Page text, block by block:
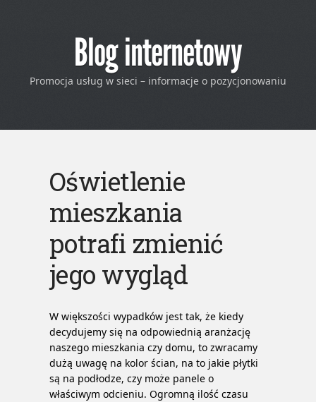
Blog internetowy
Promocja usług w sieci – informacje o pozycjonowaniu
Oświetlenie
mieszkania
potrafi zmienić
jego wygląd
W większości wypadków jest tak, że kiedy
decydujemy się na odpowiednią aranżację
naszego mieszkania czy domu, to zwracamy
dużą uwagę na kolor ścian, na to jakie płytki
są na podłodze, czy może panele o
właściwym odcieniu. Ogromną ilość czasu